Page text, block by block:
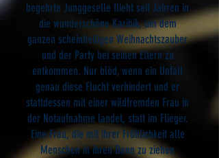
begehrte Junggeselle flieht seit Jahren in
die wunderschöne Karibik, um dem
ganzen scheinheiligen Weihnachtszauber
und der Party bei seinen Eltern zu
entkommen. Nur blöd, wenn ein Unfall
genau diese Flucht verhindert und er
stattdessen mit einer wildfremden Frau in
der Notaufnahme landet, statt im Flieger.
Eine Frau, die mit ihrer Fröhlichkeit alle
Menschen in ihren Bann zu ziehen